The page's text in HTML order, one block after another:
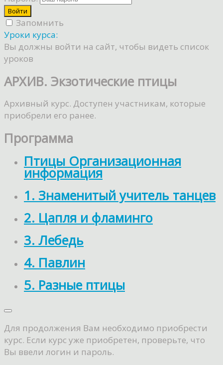
Запомнить
Уроки курса:
Вы должны войти на сайт, чтобы видеть список
уроков
АРХИВ. Экзотические птицы
Архивный курс. Доступен участникам, которые
приобрели его ранее.
Программа
Птицы Организационная
информация
1. Знаменитый учитель танцев
2. Цапля и фламинго
3. Лебедь
4. Павлин
5. Разные птицы
Для продолжения Вам необходимо приобрести
курс. Если курс уже приобретен, проверьте, что
Вы ввели логин и пароль.